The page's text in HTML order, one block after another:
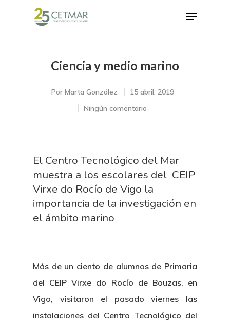
Hit enter to search or ESC to close
Ciencia y medio marino
Por Marta González
15 abril, 2019
Ningún comentario
El Centro Tecnológico del Mar
muestra a los escolares del CEIP
Virxe do Rocío de Vigo la
importancia de la investigación en
el ámbito marino
Más de un ciento de alumnos de Primaria
del CEIP Virxe do Rocío de Bouzas, en
Vigo, visitaron el pasado viernes las
instalaciones del Centro Tecnológico del